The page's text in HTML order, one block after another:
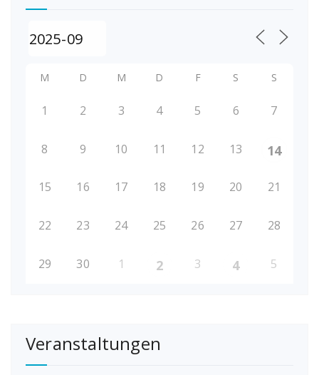
M D M D F S S
1 2 3 4 5 6 7
8 9 10 11 12 13 14
15 16 17 18 19 20 21
22 23 24 25 26 27 28
29 30 1 2 3 4 5
Veranstaltungen